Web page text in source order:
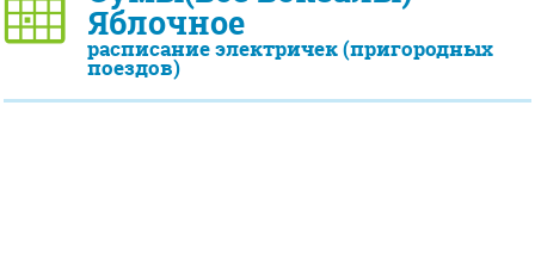
Яблочное
расписание электричек (пригородных
поездов)